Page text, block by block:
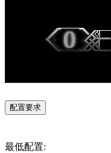
配置要求
最低配置: